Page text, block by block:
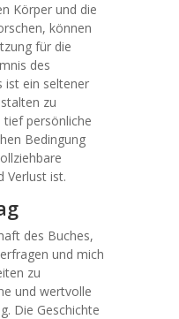
Körper und die
können
für die
des
ist ein seltener
zu
tief persönliche
Bedingung
Verlust ist.
des Buches,
und mich
zu
und wertvolle
Die Geschichte